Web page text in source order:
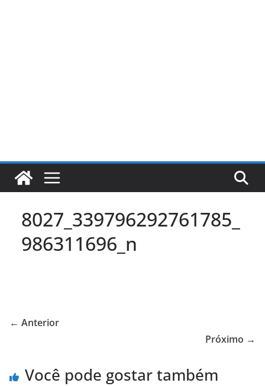
8027_339796292761785_
986311696_n
← Anterior
Próximo →
Você pode gostar também